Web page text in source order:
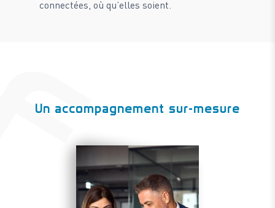
connectées, où qu’elles soient.
Un accompagnement sur-mesure